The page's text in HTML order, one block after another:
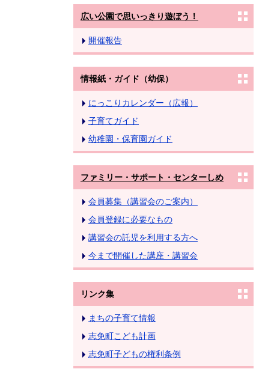
広い公園で思いっきり遊ぼう！
開催報告
情報紙・ガイド（幼保）
にっこりカレンダー（広報）
子育てガイド
幼稚園・保育園ガイド
ファミリー・サポート・センターしめ
会員募集（講習会のご案内）
会員登録に必要なもの
講習会の託児を利用する方へ
今まで開催した講座・講習会
リンク集
まちの子育て情報
志免町こども計画
志免町子どもの権利条例